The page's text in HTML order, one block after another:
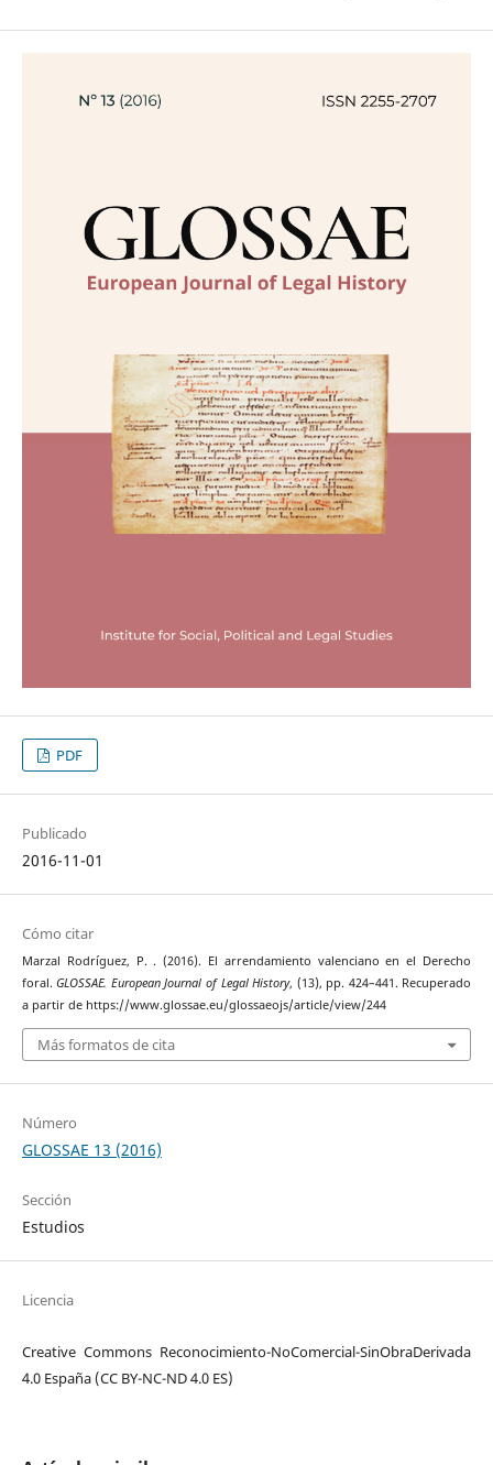
PDF
Publicado
2016-11-01
Cómo citar
Marzal Rodríguez, P. . (2016). El arrendamiento valenciano en el Derecho
foral.GLOSSAE. European Journal of Legal History, (13), pp. 424–441. Recuperado
a partir de https://www.glossae.eu/glossaeojs/article/view/244
Más formatos de cita
Número
GLOSSAE 13 (2016)
Sección
Estudios
Licencia
Creative Commons Reconocimiento-NoComercial-SinObraDerivada
4.0 España (CC BY-NC-ND 4.0 ES)